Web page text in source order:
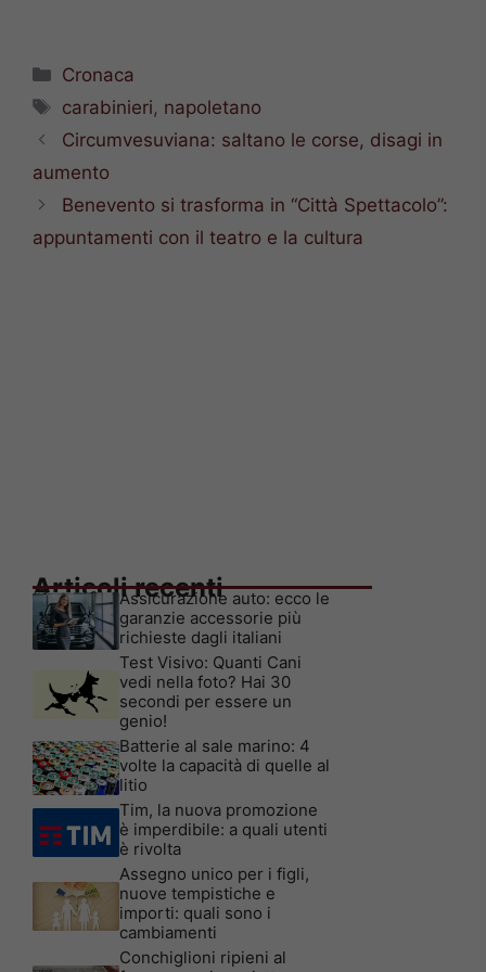
Categorie
Cronaca
Tag
carabinieri, napoletano
Circumvesuviana: saltano le corse, disagi in
aumento
Benevento si trasforma in “Città Spettacolo”:
appuntamenti con il teatro e la cultura
Articoli recenti
Assicurazione auto: ecco le
garanzie accessorie più
richieste dagli italiani
Test Visivo: Quanti Cani
vedi nella foto? Hai 30
secondi per essere un
genio!
Batterie al sale marino: 4
volte la capacità di quelle al
litio
Tim, la nuova promozione
è imperdibile: a quali utenti
è rivolta
Assegno unico per i figli,
nuove tempistiche e
importi: quali sono i
cambiamenti
Conchiglioni ripieni al